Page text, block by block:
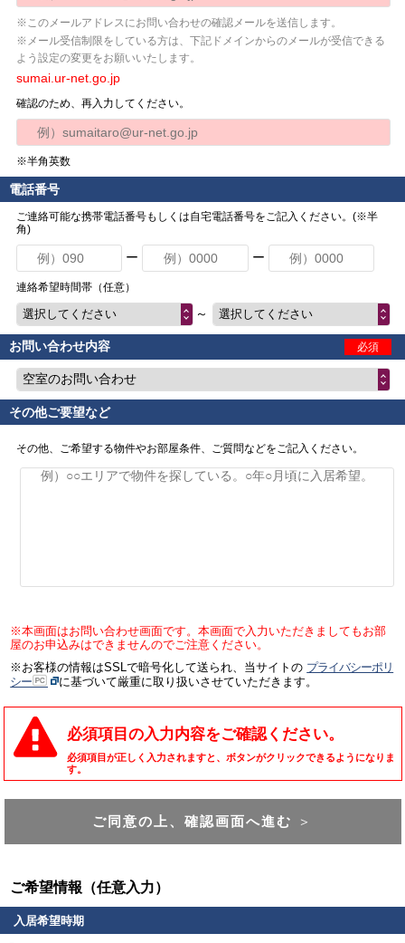
※このメールアドレスにお問い合わせの確認メールを送信します。
※メール受信制限をしている方は、下記ドメインからのメールが受信できる
よう設定の変更をお願いいたします。
sumai.ur-net.go.jp
確認のため、再入力してください。
※半角英数
電話番号
ご連絡可能な携帯電話番号もしくは自宅電話番号をご記入ください。(※半
角)
ー ー
連絡希望時間帯（任意）
選択してください ～ 選択してください
お問い合わせ内容 必須
空室のお問い合わせ
その他ご要望など
その他、ご希望する物件やお部屋条件、ご質問などをご記入ください。
※本画面はお問い合わせ画面です。本画面で入力いただきましてもお部
屋のお申込みはできませんのでご注意ください。
※お客様の情報はSSLで暗号化して送られ、当サイトの プライバシーポリ
シー
に基づいて厳重に取り扱いさせていただきます。
必須項目の入力内容をご確認ください。
必須項目が正しく入力されますと、ボタンがクリックできるようになりま
す。
ご同意の上、確認画面へ進む ＞
ご希望情報（任意入力）
入居希望時期